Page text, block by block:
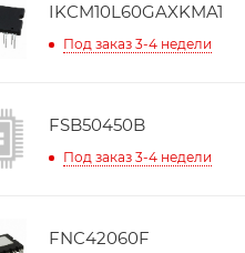
IKCM10L60GAXKMA1
Под заказ 3-4 недели
FSB50450B
Под заказ 3-4 недели
FNC42060F